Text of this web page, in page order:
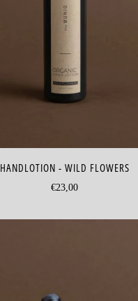
HANDLOTION - WILD FLOWERS
€23,00